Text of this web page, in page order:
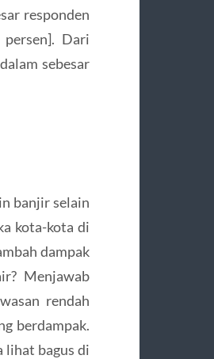
responden
Dari
sebesar
banjir selain
kota-kota di
dampak
Menjawab
rendah
berdampak.
lihat bagus di